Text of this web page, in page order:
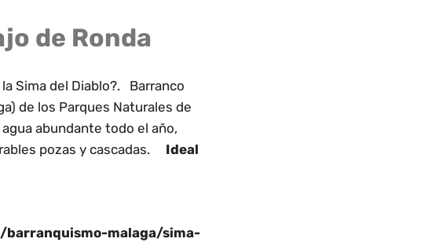
de Ronda
Sima del Diablo?. Barranco
de los Parques Naturales de
abundante todo el año,
pozas y cascadas.
Ideal
malaga/sima-